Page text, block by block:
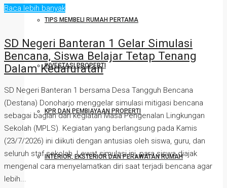
TIPS MEMBELI RUMAH PERTAMA
INVESTASI PROPERTI
KPR DAN PEMBIAYAAN PROPERTI
INTERIOR, EKSTERIOR DAN PERAWATAN RUMAH
Baca lebih banyak
SD Negeri Banteran 1 Gelar Simulasi
Bencana, Siswa Belajar Tetap Tenang
Dalam Kedaruratan
SD Negeri Banteran 1 bersama Desa Tangguh Bencana
(Destana) Donoharjo menggelar simulasi mitigasi bencana
sebagai bagian dari kegiatan Masa Pengenalan Lingkungan
Sekolah (MPLS). Kegiatan yang berlangsung pada Kamis
(23/7/2026) ini diikuti dengan antusias oleh siswa, guru, dan
seluruh staf sekolah. Lewat simulasi ini, para siswa diajak
mengenal cara menyelamatkan diri saat terjadi bencana agar
lebih...